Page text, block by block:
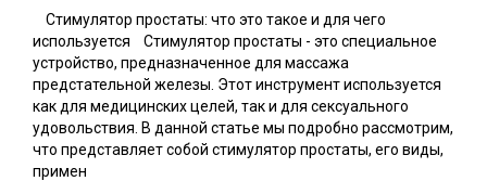
Стимулятор простаты: что это такое и для чего
используется Стимулятор простаты - это специальное
устройство, предназначенное для массажа
предстательной железы. Этот инструмент используется
как для медицинских целей, так и для сексуального
удовольствия. В данной статье мы подробно рассмотрим,
что представляет собой стимулятор простаты, его виды,
примен